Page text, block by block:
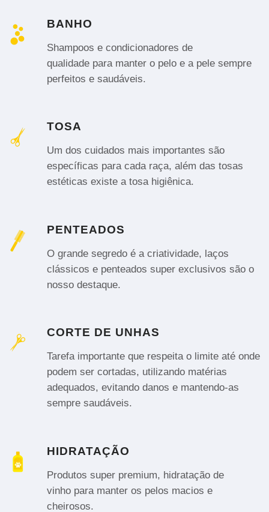
BANHO
Shampoos e condicionadores de
qualidade para manter o pelo e a pele sempre
perfeitos e saudáveis.
TOSA
Um dos cuidados mais importantes são
específicas para cada raça, além das tosas
estéticas existe a tosa higiênica.
PENTEADOS
O grande segredo é a criatividade, laços
clássicos e penteados super exclusivos são o
nosso destaque.
CORTE DE UNHAS
Tarefa importante que respeita o limite até onde
podem ser cortadas, utilizando matérias
adequados, evitando danos e mantendo-as
sempre saudáveis.
HIDRATAÇÃO
Produtos super premium, hidratação de
vinho para manter os pelos macios e
cheirosos.